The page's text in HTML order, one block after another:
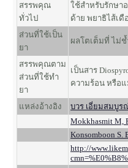
สรรพคุณ
ทั่วไป
ใช้สำหรับรักษา
ด้าย พยาธิไส้เดื
ส่วนที่ใช้เป็น
ยา
ผลโตเต็มที่ ไม่ช้
สรรพคุณตาม
ส่วนที่ใช้ทำ
ยา
เป็นสาร
ความร้อน หรือ
แหล่งอ้างอิง
บวร เอี่ยมสมบูร
Mokkhasmit M,
Konsomboon S.
http://